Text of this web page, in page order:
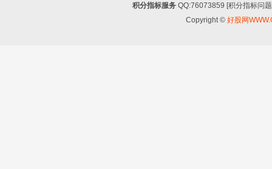
积分指标服务 QQ:76073859 [积分指标问
Copyright © 好股网